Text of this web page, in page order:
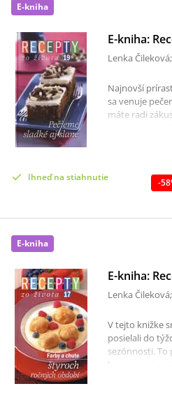
E-kniha
E-kniha:
Lenka
Najnovší
sa venuje
máte radi
pečivo.
skvelých
novou knihou
stane pečenie
Ihneď na stiahnutie -58
E-kniha
E-kniha:
Lenka
V tejto knižke
posielali do
sezónnosti.
kopou